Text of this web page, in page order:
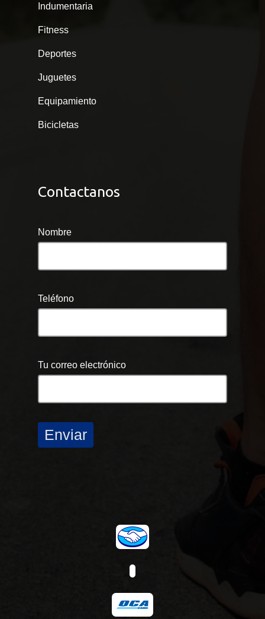
Indumentaria
Fitness
Deportes
Juguetes
Equipamiento
Bicicletas
Contactanos
Nombre
Teléfono
Tu correo electrónico